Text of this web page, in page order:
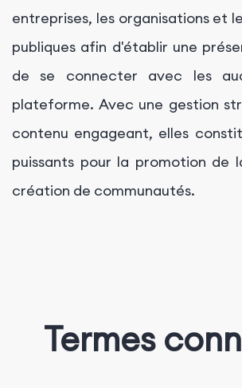
entreprises, les organisations et
publiques afin d'établir une
de se connecter avec les
plateforme. Avec une gestion
contenu engageant, elles
puissants pour la promotion de
création de communautés.
Termes